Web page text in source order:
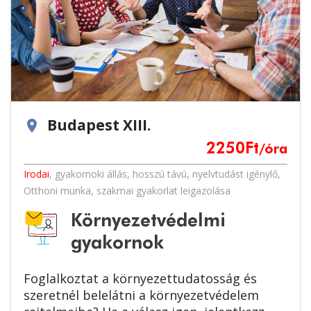
location_on Budapest XIII.
2250 Ft/óra
Irodai, gyakornoki állás, hosszú távú, nyelvtudást igénylő,
Otthoni munka, szakmai gyakorlat leigazolása
Környezetvédelmi
gyakornok
Foglalkoztat a környezettudatosság és
szeretnél belelátni a környezetvédelem